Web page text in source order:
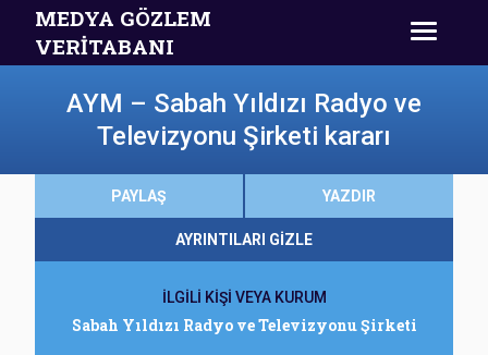
MEDYA GÖZLEM
VERİTABANI
AYM – Sabah Yıldızı Radyo ve
Televizyonu Şirketi kararı
PAYLAŞ YAZDIR
AYRINTILARI GİZLE
İLGİLİ KİŞİ VEYA KURUM
Sabah Yıldızı Radyo ve Televizyonu Şirketi